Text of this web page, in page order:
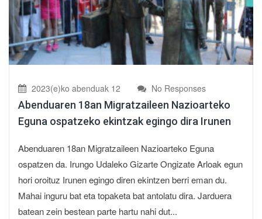
2023(e)ko abenduak 12 No Responses
Abenduaren 18an Migratzaileen Nazioarteko
Eguna ospatzeko ekintzak egingo dira Irunen
Abenduaren 18an Migratzaileen Nazioarteko Eguna
ospatzen da. Irungo Udaleko Gizarte Ongizate Arloak egun
hori oroituz Irunen egingo diren ekintzen berri eman du.
Mahai inguru bat eta topaketa bat antolatu dira. Jarduera
batean zein bestean parte hartu nahi dut...